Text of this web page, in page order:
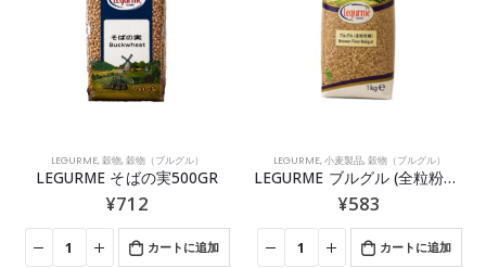
LEGURME,穀物,穀物（ブルグル）
LEGURME そばの実500GR
¥712
カートに追加
LEGURME,小麦製品,穀物（ブルグル）
LEGURME ブルグル (全粒粉細) 1KG
¥583
カートに追加